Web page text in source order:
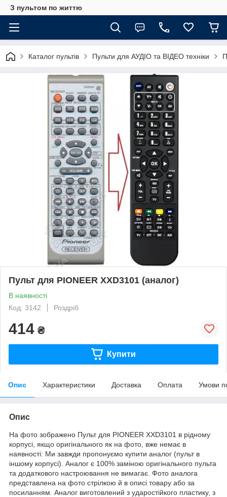
З пультом по життю
Каталог пультів Пульти для АУДІО та ВІДЕО техніки
Пульт для PIONEER XXD3101 (аналог)
В наявності
Код: 3142
Роздріб
414 ₴
Купити
Опис Характеристики Доставка Оплата Умови
Опис
На фото зображено Пульт для PIONEER XXD3101 в рідному
корпусі, якщо оригінального як на фото, вже немає в
наявності: Ми завжди пропонуємо купити аналог (пульт в
іншому корпусі). Аналог є 100% заміною оригінального пульта
та додаткового настроювання не вимагає. Фото аналога
представлена на фото стрілкою й в описі товару або за
посиланням. Аналог виготовлений з ударостійкого пластику, з